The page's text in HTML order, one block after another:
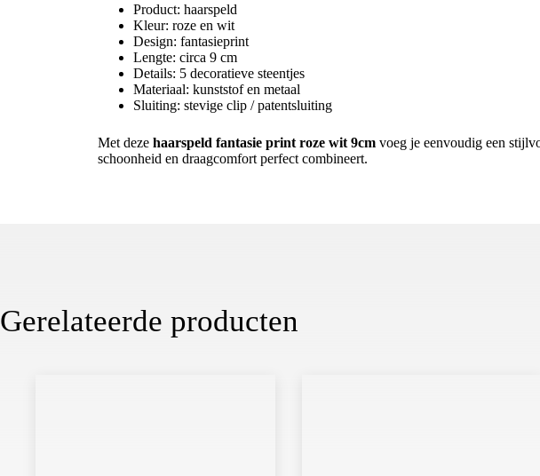
Product: haarspeld
Kleur: roze en wit
Design: fantasieprint
Lengte: circa 9 cm
Details: 5 decoratieve steentjes
Materiaal: kunststof en metaal
Sluiting: stevige clip / patentsluiting
Met deze haarspeld fantasie print roze wit 9cm voeg je eenvoudig een
schoonheid en draagcomfort perfect combineert.
Gerelateerde producten